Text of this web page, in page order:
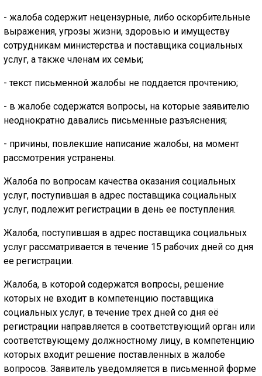
- жалоба содержит нецензурные, либо оскорбительные
выражения, угрозы жизни, здоровью и имуществу
сотрудникам министерства и поставщика социальных
услуг, а также членам их семьи;
- текст письменной жалобы не поддается прочтению;
- в жалобе содержатся вопросы, на которые заявителю
неоднократно давались письменные разъяснения;
- причины, повлекшие написание жалобы, на момент
рассмотрения устранены.
Жалоба по вопросам качества оказания социальных
услуг, поступившая в адрес поставщика социальных
услуг, подлежит регистрации в день ее поступления.
Жалоба, поступившая в адрес поставщика социальных
услуг рассматривается в течение 15 рабочих дней со дня
ее регистрации.
Жалоба, в которой содержатся вопросы, решение
которых не входит в компетенцию поставщика
социальных услуг, в течение трех дней со дня её
регистрации направляется в соответствующий орган или
соответствующему должностному лицу, в компетенцию
которых входит решение поставленных в жалобе
вопросов. Заявитель уведомляется в письменной форме